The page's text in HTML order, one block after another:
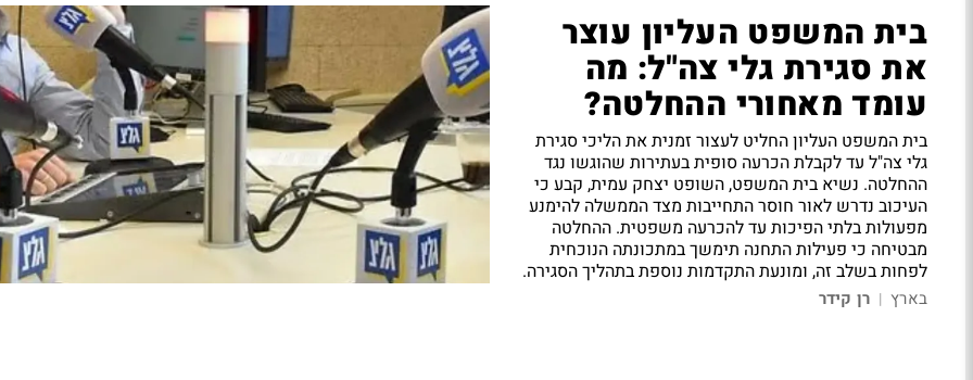
בית המשפט העליון עוצר
את סגירת גלי צה"ל: מה
עומד מאחורי ההחלטה?
בית המשפט העליון החליט לעצור זמנית את הליכי סגירת
גלי צה"ל עד לקבלת הכרעה סופית בעתירות שהוגשו נגד
ההחלטה. נשיא בית המשפט, השופט יצחק עמית, קבע כי
העיכוב נדרש לאור חוסר התחייבות מצד הממשלה להימנע
מפעולות בלתי הפיכות עד להכרעה משפטית. ההחלטה
מבטיחה כי פעילות התחנה תימשך במתכונתה הנוכחית
לפחות בשלב זה, ומונעת התקדמות נוספת בתהליך הסגירה.
בארץ | רן קידר